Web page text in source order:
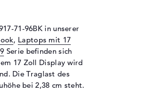
71-96BK in unserer
, Laptops mit 17
Serie befinden sich
17 Zoll Display wird
Die Traglast des
bei 2,38 cm steht.